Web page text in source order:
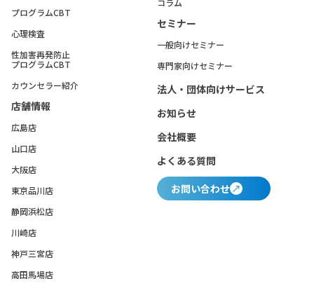
プログラムCBT
心理検査
性加害再発防止
プログラムCBT
カウンセラー紹介
店舗情報
広島店
山口店
大阪店
東京品川店
静岡浜松店
川崎店
神戸三宮店
高田馬場店
コラム
セミナー
一般向けセミナー
専門家向けセミナー
法人・団体向けサービス
お知らせ
会社概要
よくある質問
お問い合わせ